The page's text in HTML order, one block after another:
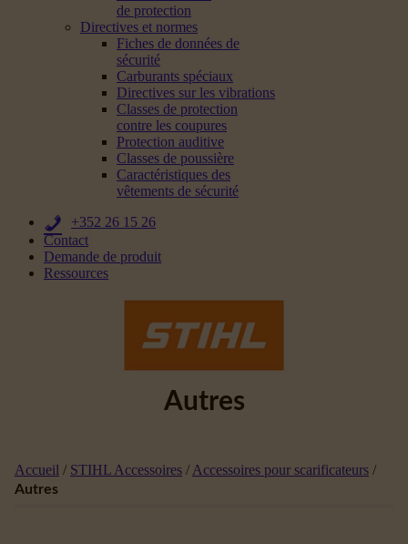
de protection
Directives et normes
Fiches de données de
sécurité
Carburants spéciaux
Directives sur les vibrations
Classes de protection
contre les coupures
Protection auditive
Classes de poussière
Caractéristiques des
vêtements de sécurité
+352 26 15 26
Contact
Demande de produit
Ressources
Autres
Accueil / STIHL Accessoires / Accessoires pour scarificateurs /
Autres